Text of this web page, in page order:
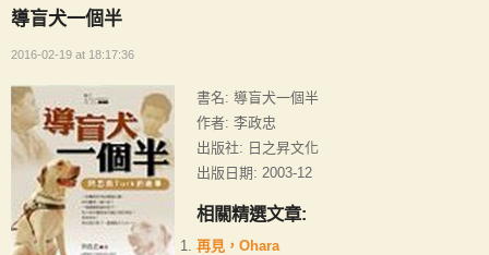
導盲犬一個半
2016-02-19 at 18:17:36
書名: 導盲犬一個半
作者: 李政忠
出版社: 日之昇文化
出版日期: 2003-12
相關精選文章:
再見，Ohara